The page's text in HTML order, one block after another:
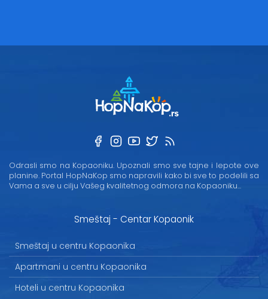
Odrasli smo na Kopaoniku. Upoznali smo sve tajne i lepote ove
planine. Portal HopNaKop smo napravili kako bi sve to podelili sa
Vama a sve u cilju Vašeg kvalitetnog odmora na Kopaoniku...
Smeštaj - Centar Kopaonik
Smeštaj u centru Kopaonika
Apartmani u centru Kopaonika
Hoteli u centru Kopaonika